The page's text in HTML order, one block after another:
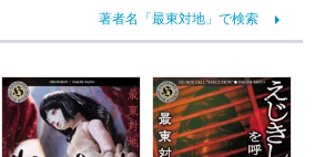
著者名「最東対地」で検索